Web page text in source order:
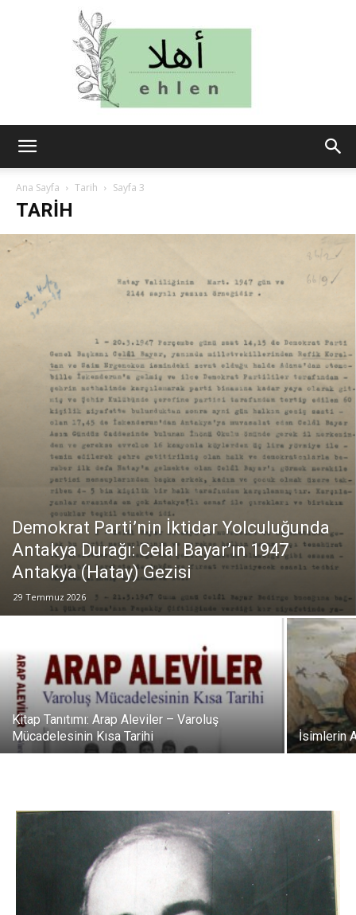
Ana Sayfa Tarih Sayfa 3
TARIH
Demokrat Parti’nin İktidar Yolculuğunda
Antakya Durağı: Celal Bayar’ın 1947
Antakya (Hatay) Gezisi
29 Temmuz 2026
Kitap Tanıtımı: Arap Aleviler – Varoluş
Mücadelesinin Kısa Tarihi
İsimlerin